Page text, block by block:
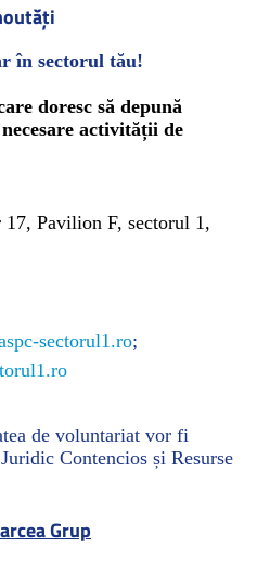
în sectorul tău!
doresc să depună
activității de
Pavilion F, sectorul 1,
sectorul1.ro;
de voluntariat vor fi
Contencios și Resurse
Grup